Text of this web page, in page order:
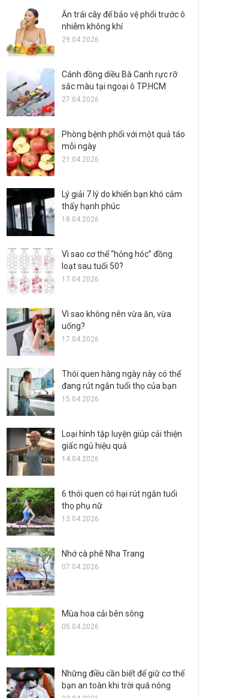
Ăn trái cây để bảo vệ phổi trước ô
nhiễm không khí
29.04.2026
Cánh đồng diều Bà Canh rực rỡ
sắc màu tại ngoại ô TP.HCM
27.04.2026
Phòng bệnh phổi với một quả táo
mỗi ngày
21.04.2026
Lý giải 7 lý do khiến bạn khó cảm
thấy hạnh phúc
18.04.2026
Vì sao cơ thể “hỏng hóc” đồng
loạt sau tuổi 50?
17.04.2026
Vì sao không nên vừa ăn, vừa
uống?
17.04.2026
Thói quen hàng ngày này có thể
đang rút ngắn tuổi thọ của bạn
15.04.2026
Loại hình tập luyện giúp cải thiện
giấc ngủ hiệu quả
14.04.2026
6 thói quen có hại rút ngắn tuổi
thọ phụ nữ
13.04.2026
Nhớ cà phê Nha Trang
07.04.2026
Mùa hoa cải bên sông
05.04.2026
Những điều cần biết để giữ cơ thể
bạn an toàn khi trời quá nóng